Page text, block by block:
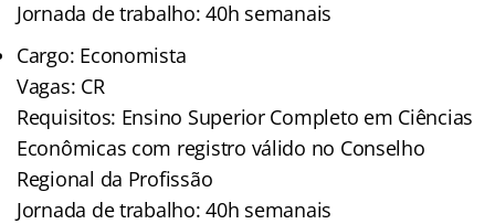
Jornada de trabalho: 40h semanais
Cargo: Economista
Vagas: CR
Requisitos: Ensino Superior Completo em Ciências
Econômicas com registro válido no Conselho
Regional da Profissão
Jornada de trabalho: 40h semanais